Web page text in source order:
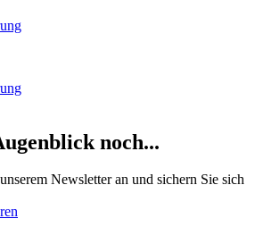
noch...
Newsletter an und sichern Sie sich